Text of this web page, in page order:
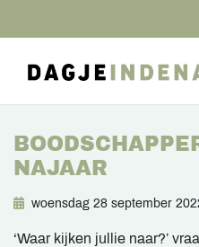
NAJAAR
woensdag 28 september
‘Waar kijken jullie naar?’